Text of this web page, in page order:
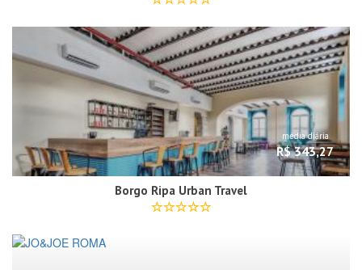
média diária
R$ 343,27
Borgo Ripa Urban Travel